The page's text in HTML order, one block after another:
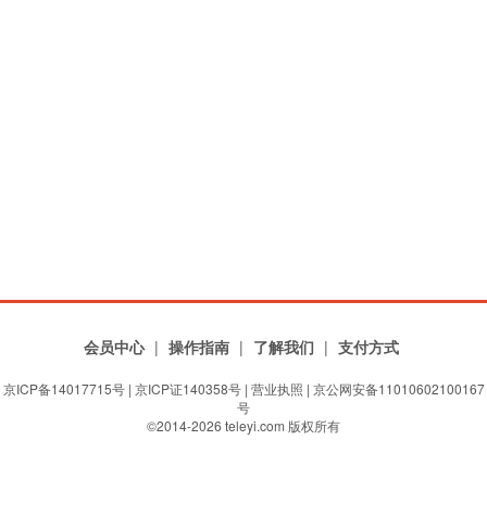
会员中心 | 操作指南 | 了解我们 | 支付方式
京ICP备14017715号| 京ICP证140358号| 营业执照 | 京公网安备11010602100167
号
©2014-2026 teleyi.com 版权所有